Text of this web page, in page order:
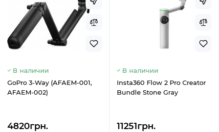
В наличии
GoPro 3-Way (AFAEM-001,
AFAEM-002)
4820грн.
В наличии
Insta360 Flow 2 Pro Creator
Bundle Stone Gray
11251грн.